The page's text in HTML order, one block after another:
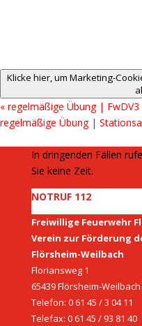
Klicke hier, um Marketing-
« regelmäßige Übung |
regelmäßige Übung |
In dringenden Fällen
Sie keine Zeit.
NOTRUF 112
Freiwillige Feuerwehr
Verein zur Förderung
Flörsheim-Weilbach
Floriansweg 1
65439 Flörsheim-Weilbach
Telefon: 0 61 45 / 3 04 11
Telefax: 0 61 45 / 93 81 40